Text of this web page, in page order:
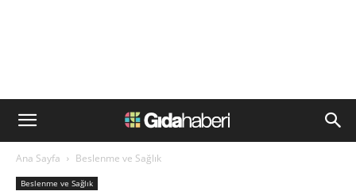
Ana Sayfa Beslenme ve Sağlık
Beslenme ve Sağlık